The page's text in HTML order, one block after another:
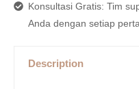
Konsultasi Gratis: Tim
Anda dengan setiap
Description